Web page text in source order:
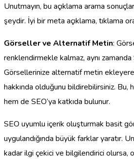
Unutmayın, bu açıklama arama
şeydir. İyi bir meta açıklama, tıklama
Görseller ve Alternatif Metin:
renklendirmekle kalmaz, aynı zamanda
Görsellerinize alternatif metin
hakkında olduğunu bildirebilirsiniz. Bu,
hem de SEO’ya katkıda bulunur.
SEO uyumlu içerik oluşturmak basit
uygulandığında büyük farklar yaratır.
kadar ilgi çekici ve bilgilendirici olursa,